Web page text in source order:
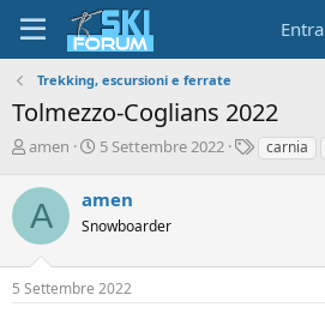
Entra
Trekking, escursioni e ferrate
Tolmezzo-Coglians 2022
A
t
o
r
d
i
amen
D
a
d
i
n
5 Settembre 2022
Tcarnia
A amen
Snowboarder
5 Settembre 2022